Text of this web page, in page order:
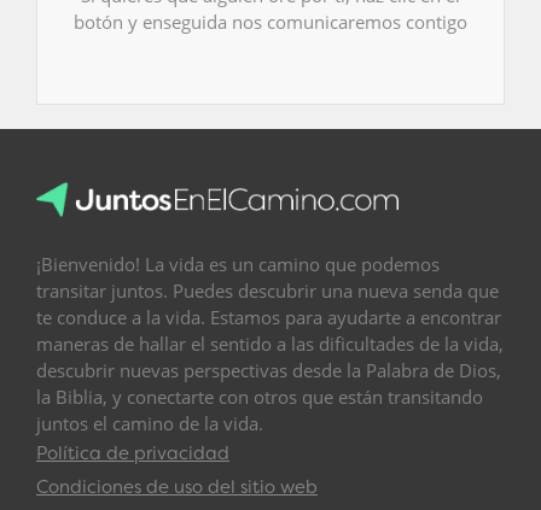
botón y enseguida nos comunicaremos contigo
¡Bienvenido! La vida es un camino que podemos
transitar juntos. Puedes descubrir una nueva senda que
te conduce a la vida. Estamos para ayudarte a encontrar
maneras de hallar el sentido a las dificultades de la vida,
descubrir nuevas perspectivas desde la Palabra de Dios,
la Biblia, y conectarte con otros que están transitando
juntos el camino de la vida.
Política de privacidad
Condiciones de uso del sitio web